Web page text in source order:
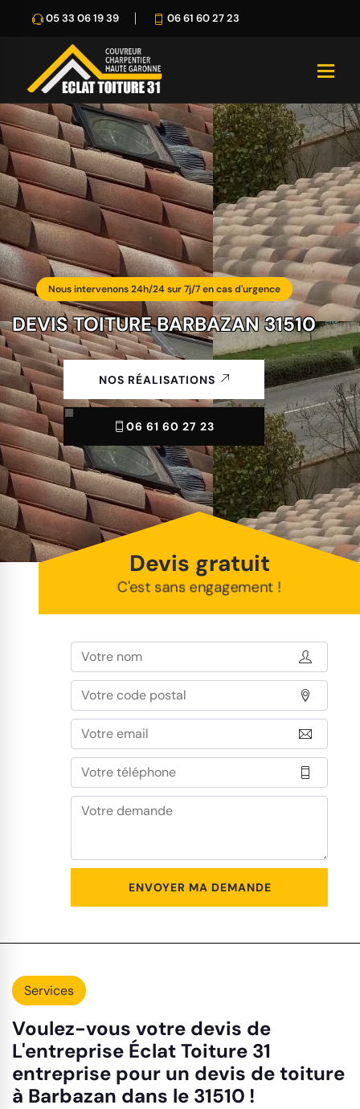
05 33 06 19 39 06 61 60 27 23
Nous intervenons 24h/24 sur 7j/7 en cas d'urgence
DEVIS TOITURE BARBAZAN 31510
NOS RÉALISATIONS
06 61 60 27 23
Devis gratuit
C'est sans engagement !
Services
Voulez-vous votre devis de
L'entreprise Éclat Toiture 31
entreprise pour un devis de toiture
à Barbazan dans le 31510 !